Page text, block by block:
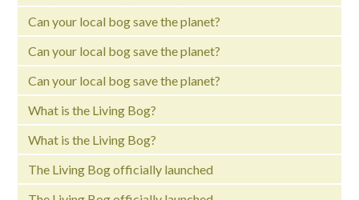
Can your local bog save the planet?
Can your local bog save the planet?
Can your local bog save the planet?
What is the Living Bog?
What is the Living Bog?
The Living Bog officially launched